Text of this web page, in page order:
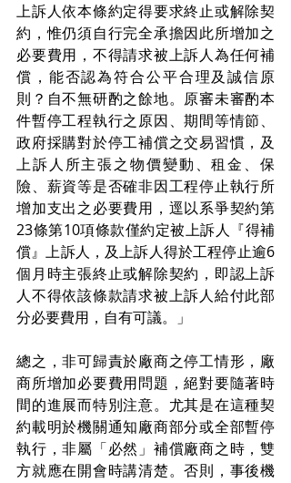
上訴人依本條約定得要求終止或解除契
約，惟仍須自行完全承擔因此所增加之
必要費用，不得請求被上訴人為任何補
償，能否認為符合公平合理及誠信原
則？自不無研酌之餘地。原審未審酌本
件暫停工程執行之原因、期間等情節、
政府採購對於停工補償之交易習慣，及
上訴人所主張之物價變動、租金、保
險、薪資等是否確非因工程停止執行所
增加支出之必要費用，逕以系爭契約第
23條第10項條款僅約定被上訴人『得補
償』上訴人，及上訴人得於工程停止逾6
個月時主張終止或解除契約，即認上訴
人不得依該條款請求被上訴人給付此部
分必要費用，自有可議。」
總之，非可歸責於廠商之停工情形，廠
商所增加必要費用問題，絕對要隨著時
間的進展而特別注意。尤其是在這種契
約載明於機關通知廠商部分或全部暫停
執行，非屬「必然」補償廠商之時，雙
方就應在開會時講清楚。否則，事後機